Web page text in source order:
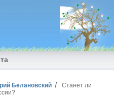
Белановский
Станет ли